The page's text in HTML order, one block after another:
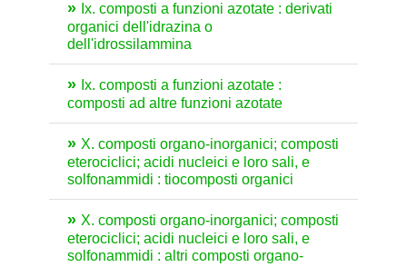
Ix. composti a funzioni azotate : derivati
organici dell'idrazina o
dell'idrossilammina
Ix. composti a funzioni azotate :
composti ad altre funzioni azotate
X. composti organo-inorganici; composti
eterociclici; acidi nucleici e loro sali, e
solfonammidi : tiocomposti organici
X. composti organo-inorganici; composti
eterociclici; acidi nucleici e loro sali, e
solfonammidi : altri composti organo-